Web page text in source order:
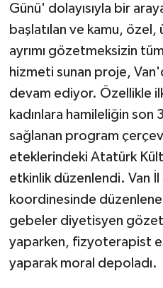
Günü' dolayısıyla bir
başlatılan ve kamu,
ayrımı gözetmeksizin
hizmeti sunan proje,
devam ediyor. Özellikle
kadınlara hamileliğin son
sağlanan program
eteklerindeki Atatürk
etkinlik düzenlendi. Van İl
koordinesinde
gebeler diyetisyen
yaparken, fizyoterapist
yaparak moral depoladı.